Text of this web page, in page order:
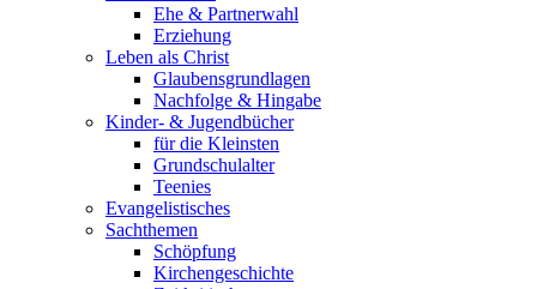
Ehe & Partnerwahl
Erziehung
Leben als Christ
Glaubensgrundlagen
Nachfolge & Hingabe
Kinder- & Jugendbücher
für die Kleinsten
Grundschulalter
Teenies
Evangelistisches
Sachthemen
Schöpfung
Kirchengeschichte